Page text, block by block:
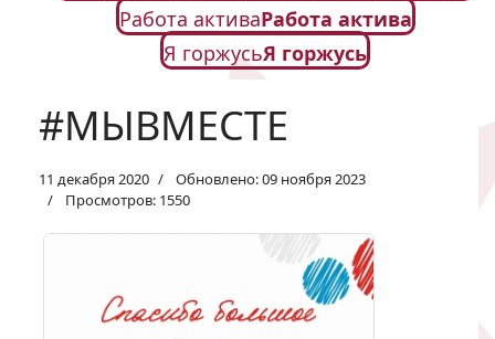
Работа активаРабота актива
Я горжусьЯ горжусь
#МЫВМЕСТЕ
11 декабря 2020
Обновлено: 09 ноября 2023
Просмотров: 1550